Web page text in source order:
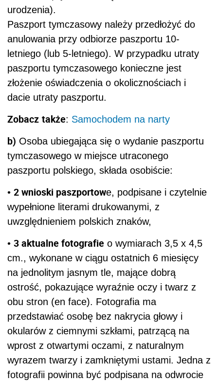
urodzenia).
Paszport tymczasowy należy przedłożyć do
anulowania przy odbiorze paszportu 10-
letniego (lub 5-letniego). W przypadku utraty
paszportu tymczasowego konieczne jest
złożenie oświadczenia o okolicznościach i
dacie utraty paszportu.
Zobacz także: Samochodem na narty
b) Osoba ubiegająca się o wydanie paszportu
tymczasowego w miejsce utraconego
paszportu polskiego, składa osobiście:
• 2 wnioski paszportowe, podpisane i czytelnie
wypełnione literami drukowanymi, z
uwzględnieniem polskich znaków,
• 3 aktualne fotografie o wymiarach 3,5 x 4,5
cm., wykonane w ciągu ostatnich 6 miesięcy
na jednolitym jasnym tle, mające dobrą
ostrość, pokazujące wyraźnie oczy i twarz z
obu stron (en face). Fotografia ma
przedstawiać osobę bez nakrycia głowy i
okularów z ciemnymi szkłami, patrzącą na
wprost z otwartymi oczami, z naturalnym
wyrazem twarzy i zamkniętymi ustami. Jedna z
fotografii powinna być podpisana na odwrocie